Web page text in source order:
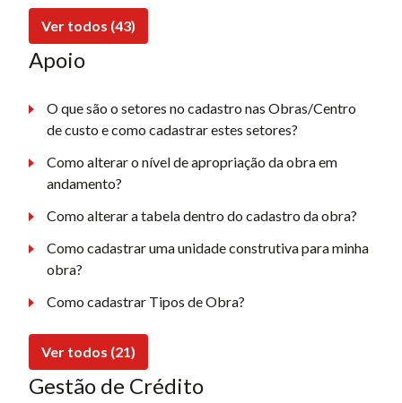
Ver todos (43)
Apoio
O que são o setores no cadastro nas Obras/Centro
de custo e como cadastrar estes setores?
Como alterar o nível de apropriação da obra em
andamento?
Como alterar a tabela dentro do cadastro da obra?
Como cadastrar uma unidade construtiva para minha
obra?
Como cadastrar Tipos de Obra?
Ver todos (21)
Gestão de Crédito